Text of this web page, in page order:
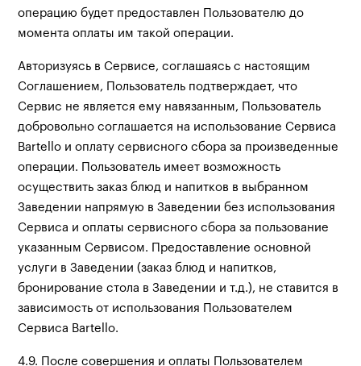
операцию будет предоставлен Пользователю до
момента оплаты им такой операции.
Авторизуясь в Сервисе, соглашаясь с настоящим
Соглашением, Пользователь подтверждает, что
Сервис не является ему навязанным, Пользователь
добровольно соглашается на использование Сервиса
Bartello и оплату сервисного сбора за произведенные
операции. Пользователь имеет возможность
осуществить заказ блюд и напитков в выбранном
Заведении напрямую в Заведении без использования
Сервиса и оплаты сервисного сбора за пользование
указанным Сервисом. Предоставление основной
услуги в Заведении (заказ блюд и напитков,
бронирование стола в Заведении и т.д.), не ставится в
зависимость от использования Пользователем
Сервиса Bartello.
4.9. После совершения и оплаты Пользователем